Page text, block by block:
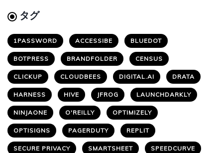
タグ
1PASSWORD ACCESSIBE BLUEDOT
BOTPRESS BRANDFOLDER CENSUS
CLICKUP CLOUDBEES DIGITAL.AI DRATA
HARNESS HIVE JFROG LAUNCHDARKLY
NINJAONE O'REILLY OPTIMIZELY
OPTISIGNS PAGERDUTY REPLIT
SECURE PRIVACY SMARTSHEET SPEEDCURVE